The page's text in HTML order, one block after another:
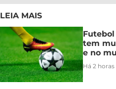
LEIA MAIS
Futebol
tem
e no
Há 2 horas